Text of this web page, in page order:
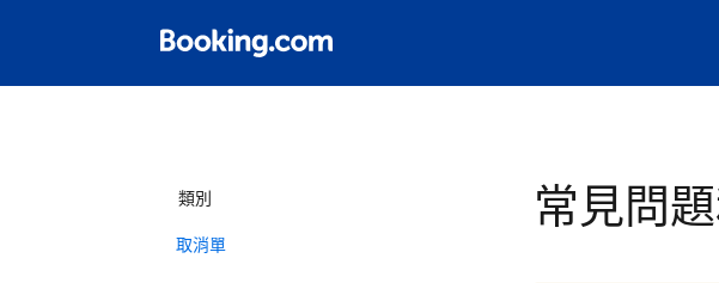
類別
取消單
常見問